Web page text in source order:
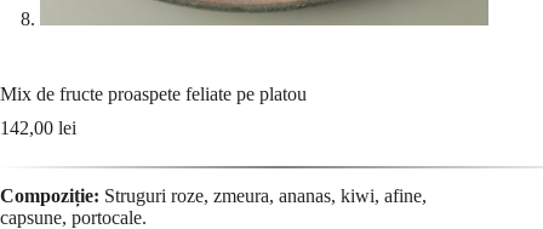
Mix de fructe proaspete feliate pe platou
142,00 lei
Compoziție: Struguri roze, zmeura, ananas, kiwi, afine,
capsune, portocale.